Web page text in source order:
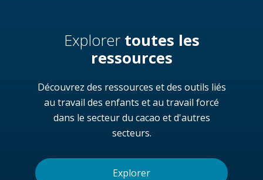
Explorer toutes les
ressources
Découvrez des ressources et des outils liés
au travail des enfants et au travail forcé
dans le secteur du cacao et d'autres
secteurs.
Explorer